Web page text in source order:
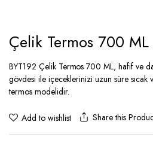
Çelik Termos 700
BYT192 Çelik Termos 700 ML, hafif ve
gövdesi ile içeceklerinizi uzun süre sıcak
termos modelidir.
Add to wishlist Share this